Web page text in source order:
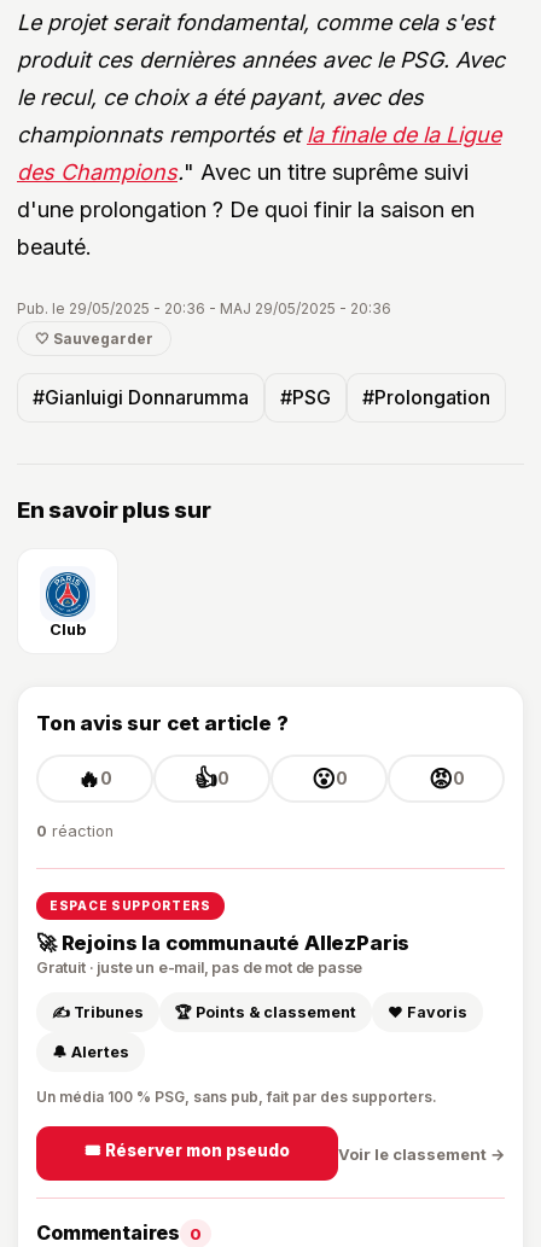
Le projet serait fondamental, comme cela s'est
produit ces dernières années avec le PSG. Avec
le recul, ce choix a été payant, avec des
championnats remportés etla finale de la Ligue
des Champions." Avec un titre suprême suivi
d'une prolongation ? De quoi finir la saison en
beauté.
Pub. le 29/05/2025 - 20:36 - MAJ 29/05/2025 - 20:36
🤍 Sauvegarder
#Gianluigi Donnarumma #PSG #Prolongation
En savoir plus sur
Club
Ton avis sur cet article ?
🔥0 👍0 😮0 😡0
0 réaction
ESPACE SUPPORTERS
🚀 Rejoins la communauté AllezParis
Gratuit · juste un e-mail, pas de mot de passe
✍️ Tribunes 🏆 Points & classement ❤️ Favoris
🔔 Alertes
Un média 100 % PSG, sans pub, fait par des supporters.
🎟️ Réserver mon pseudo Voir le classement →
Commentaires 0